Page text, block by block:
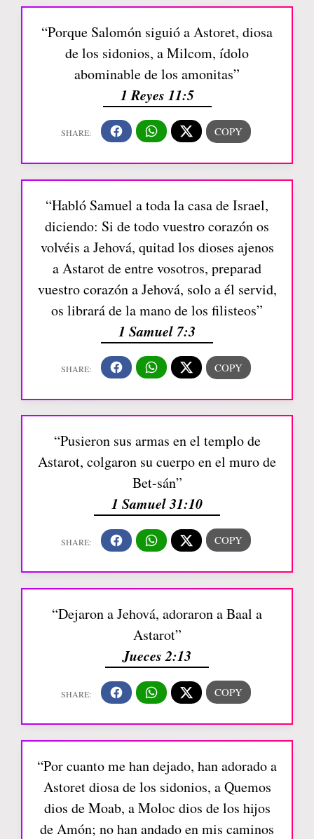
“Porque Salomón siguió a Astoret, diosa
de los sidonios, a Milcom, ídolo
abominable de los amonitas”
1 Reyes 11:5
“Habló Samuel a toda la casa de Israel,
diciendo: Si de todo vuestro corazón os
volvéis a Jehová, quitad los dioses ajenos
a Astarot de entre vosotros, preparad
vuestro corazón a Jehová, solo a él servid,
os librará de la mano de los filisteos”
1 Samuel 7:3
“Pusieron sus armas en el templo de
Astarot, colgaron su cuerpo en el muro de
Bet-sán”
1 Samuel 31:10
“Dejaron a Jehová, adoraron a Baal a
Astarot”
Jueces 2:13
“Por cuanto me han dejado, han adorado a
Astoret diosa de los sidonios, a Quemos
dios de Moab, a Moloc dios de los hijos
de Amón; no han andado en mis caminos